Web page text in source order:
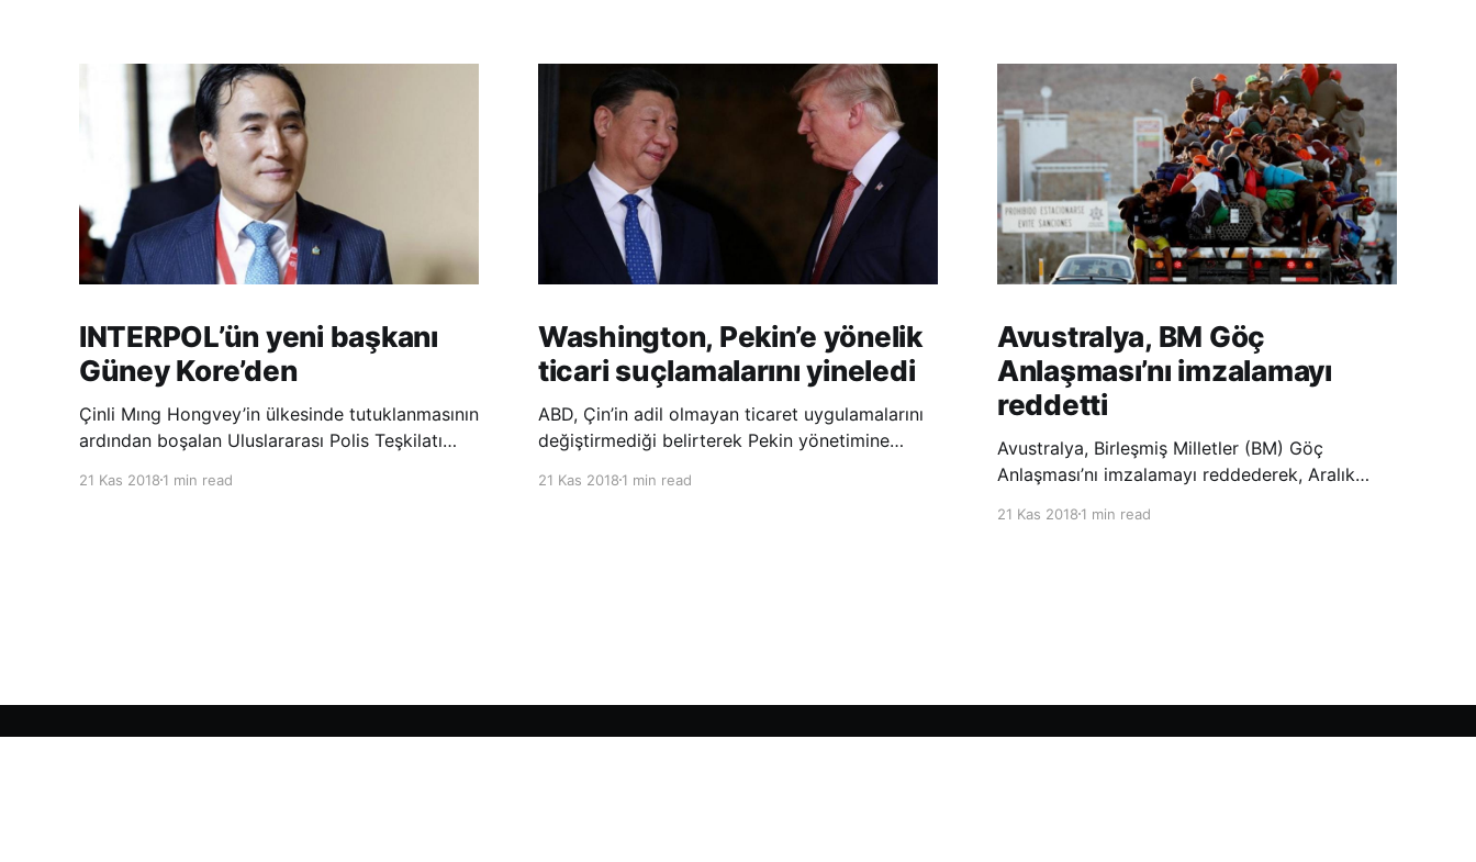
INTERPOL’ün yeni başkanı
Güney Kore’den
Çinli Mıng Hongvey’in ülkesinde tutuklanmasının
ardından boşalan Uluslararası Polis Teşkilatı
Jong Yang seçildi. INTERPOL Genel Kurulu’nun
21 Kas 2018 1 min read
Washington, Pekin’e yönelik
ticari suçlamalarını yineledi
ABD, Çin’in adil olmayan ticaret uygulamalarını
değiştirmediği belirterek Pekin yönetimine
Temsilciliği’nin Çin’in fikri mülkiyet ve teknoloji
21 Kas 20181 min read
Avustralya, BM Göç
Anlaşması’nı imzalamayı
reddetti
Avustralya, Birleşmiş Milletler (BM) Göç
Anlaşması’nı imzalamayı reddederek, Aralık
konferansta BM üyesi ülkeler tarafından
21 Kas 20181 min read